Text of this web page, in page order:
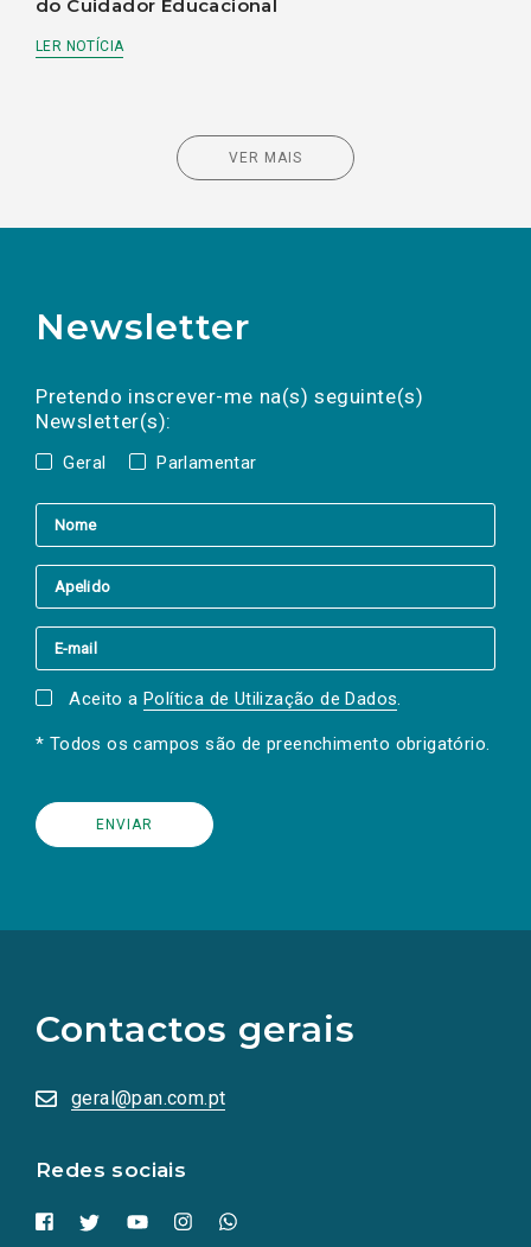
do Cuidador Educacional
LER NOTÍCIA
VER MAIS
Newsletter
Pretendo inscrever-me na(s) seguinte(s)
Newsletter(s):
Geral Parlamentar
a(s) newsletter(s).
mail
Aceito a Política de Utilização de Dados.
* Todos os campos são de preenchimento obrigatório.
Contactos gerais
geral@pan.com.pt
Redes sociais
redes
sociais
numa
nova